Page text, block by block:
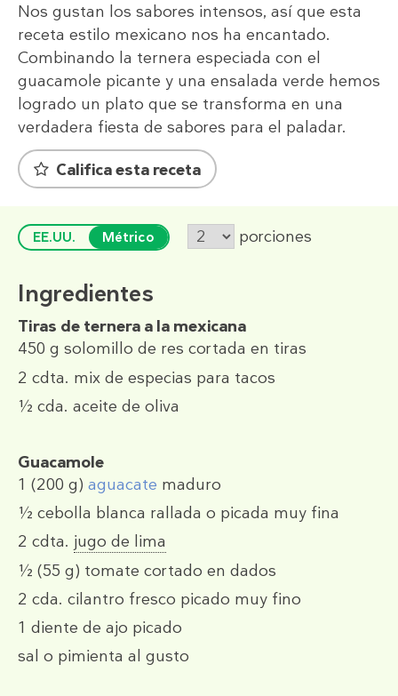
Nos gustan los sabores intensos, así que esta
receta estilo mexicano nos ha encantado.
Combinando la ternera especiada con el
guacamole picante y una ensalada verde hemos
logrado un plato que se transforma en una
verdadera fiesta de sabores para el paladar.
Califica esta receta
EE.UU. Métrico porciones
Ingredientes
Tiras de ternera a la mexicana
450 g solomillo de res cortada en tiras
2 cdta. mix de especias para tacos
½ cda. aceite de oliva
Guacamole
1 (200 g) aguacate maduro
½ cebolla blanca rallada o picada muy fina
2 cdta. jugo de lima
½ (55 g) tomate cortado en dados
2 cda. cilantro fresco picado muy fino
1 diente de ajo picado
sal o pimienta al gusto